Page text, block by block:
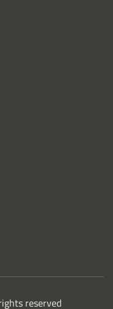
reserved